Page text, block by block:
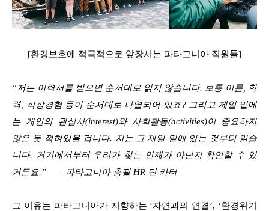
[환경보호에 적극적으로 앞장서는 파타고니아 직원들]
“저는 이력서를 받으면 순서대로 읽지 않습니다. 보통 이름, 학
력, 직장경험 등이 순서대로 나열되어 있죠? 그리고 제일 밑에
는 개인의 관심사(interest)와 사회활동(activities)이 중요하지
않은 듯 적혀있을 겁니다. 저는 그 제일 밑에 있는 것부터 읽습
니다. 거기에서부터 우리가 찾는 인재가 아닌지 확인할 수 있
거든요.” – 파타고니아 총괄 HR 딘 카터
그 이유는 파타고니아가 지향하는 ‘자연과의 연결’, ‘환경위기